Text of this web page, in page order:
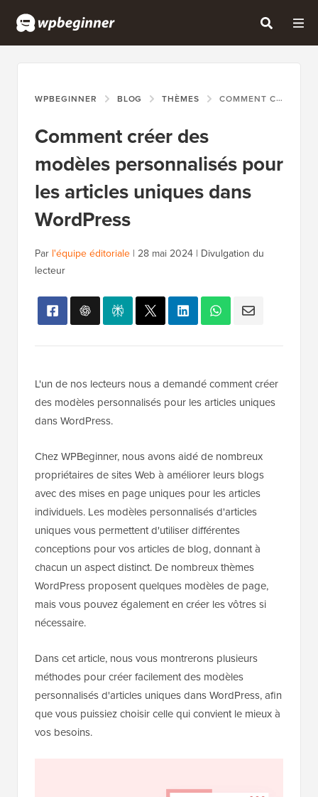
WPBEGINNER BLOG THÈMES COMMENT CRÉER DES MODÈLES PERSONNALISÉS POUR LES ARTICLES UNIQUES DANS WORDPRESS
Comment créer des
modèles personnalisés pour
les articles uniques dans
WordPress
Par l'équipe éditoriale | 28 mai 2024 | Divulgation du
lecteur
L'un de nos lecteurs nous a demandé comment créer
des modèles personnalisés pour les articles uniques
dans WordPress.
Chez WPBeginner, nous avons aidé de nombreux
propriétaires de sites Web à améliorer leurs blogs
avec des mises en page uniques pour les articles
individuels. Les modèles personnalisés d'articles
uniques vous permettent d'utiliser différentes
conceptions pour vos articles de blog, donnant à
chacun un aspect distinct. De nombreux thèmes
WordPress proposent quelques modèles de page,
mais vous pouvez également en créer les vôtres si
nécessaire.
Dans cet article, nous vous montrerons plusieurs
méthodes pour créer facilement des modèles
personnalisés d'articles uniques dans WordPress, afin
que vous puissiez choisir celle qui convient le mieux à
vos besoins.